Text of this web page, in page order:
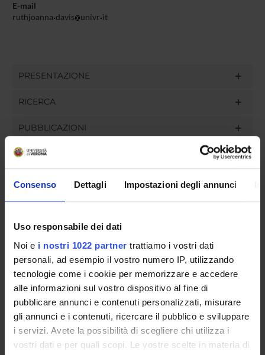
Consenso Dettagli Impostazioni degli annunci
Uso responsabile dei dati
Noi e i nostri 1022 partner trattiamo i vostri dati
personali, ad esempio il vostro numero IP, utilizzando
tecnologie come i cookie per memorizzare e accedere
alle informazioni sul vostro dispositivo al fine di
pubblicare annunci e contenuti personalizzati, misurare
gli annunci e i contenuti, ricercare il pubblico e sviluppare
i servizi. Avete la possibilità di scegliere chi utilizza i
vostri dati e per quali scopi. Le vostre scelte in materia di
E-mail
ruthjoanna davis univr it
PRESENTAZIONE
RICERCA
PUBBLICAZIONI
INCARICHI
GOVERNANCE
COMMISSIONI
UFFICI E STRUTTURE DI SERVIZIO
SERVIZI DI SEGRETERIA STUDENTI
STRUTTURE DEL DIPARTIMENTO